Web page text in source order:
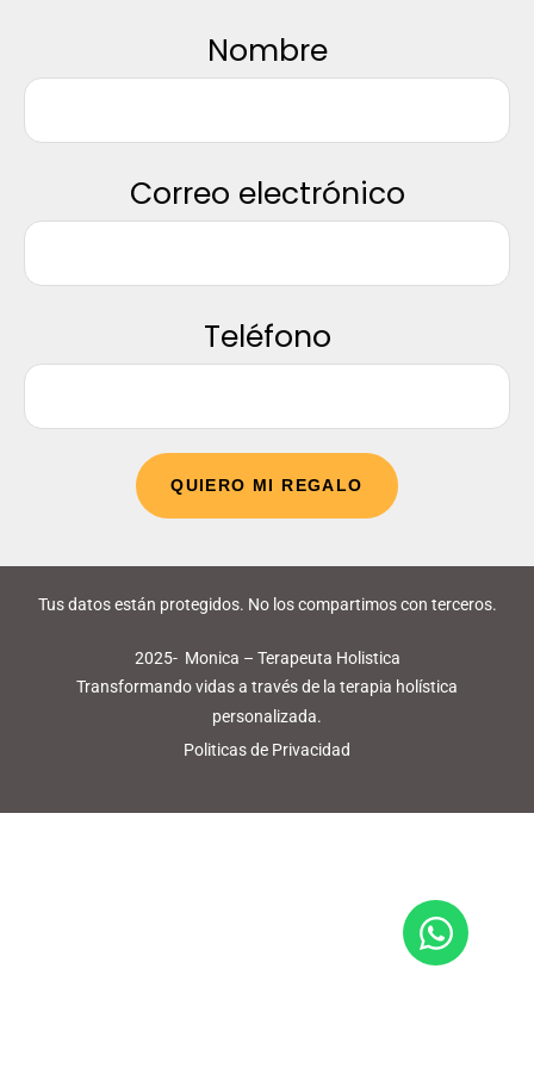
Nombre
Correo electrónico
Teléfono
Tus datos están protegidos. No los compartimos con terceros.
2025- Monica – Terapeuta Holistica
Transformando vidas a través de la terapia holística
personalizada.
Politicas de Privacidad